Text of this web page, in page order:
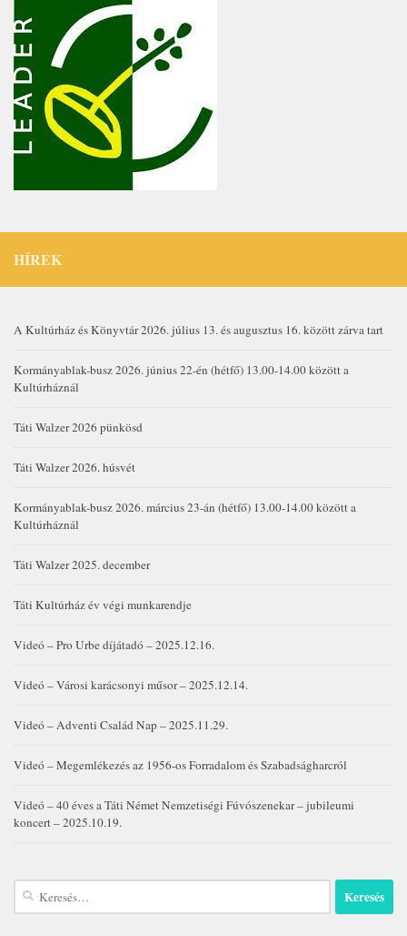
HÍREK
A Kultúrház és Könyvtár 2026. július 13. és augusztus 16. között zárva tart
Kormányablak-busz 2026. június 22-én (hétfő) 13.00-14.00 között a
Kultúrháznál
Táti Walzer 2026 pünkösd
Táti Walzer 2026. húsvét
Kormányablak-busz 2026. március 23-án (hétfő) 13.00-14.00 között a
Kultúrháznál
Táti Walzer 2025. december
Táti Kultúrház év végi munkarendje
Videó – Pro Urbe díjátadó – 2025.12.16.
Videó – Városi karácsonyi műsor – 2025.12.14.
Videó – Adventi Család Nap – 2025.11.29.
Videó – Megemlékezés az 1956-os Forradalom és Szabadságharcról
Videó – 40 éves a Táti Német Nemzetiségi Fúvószenekar – jubileumi
koncert – 2025.10.19.
Keresés: